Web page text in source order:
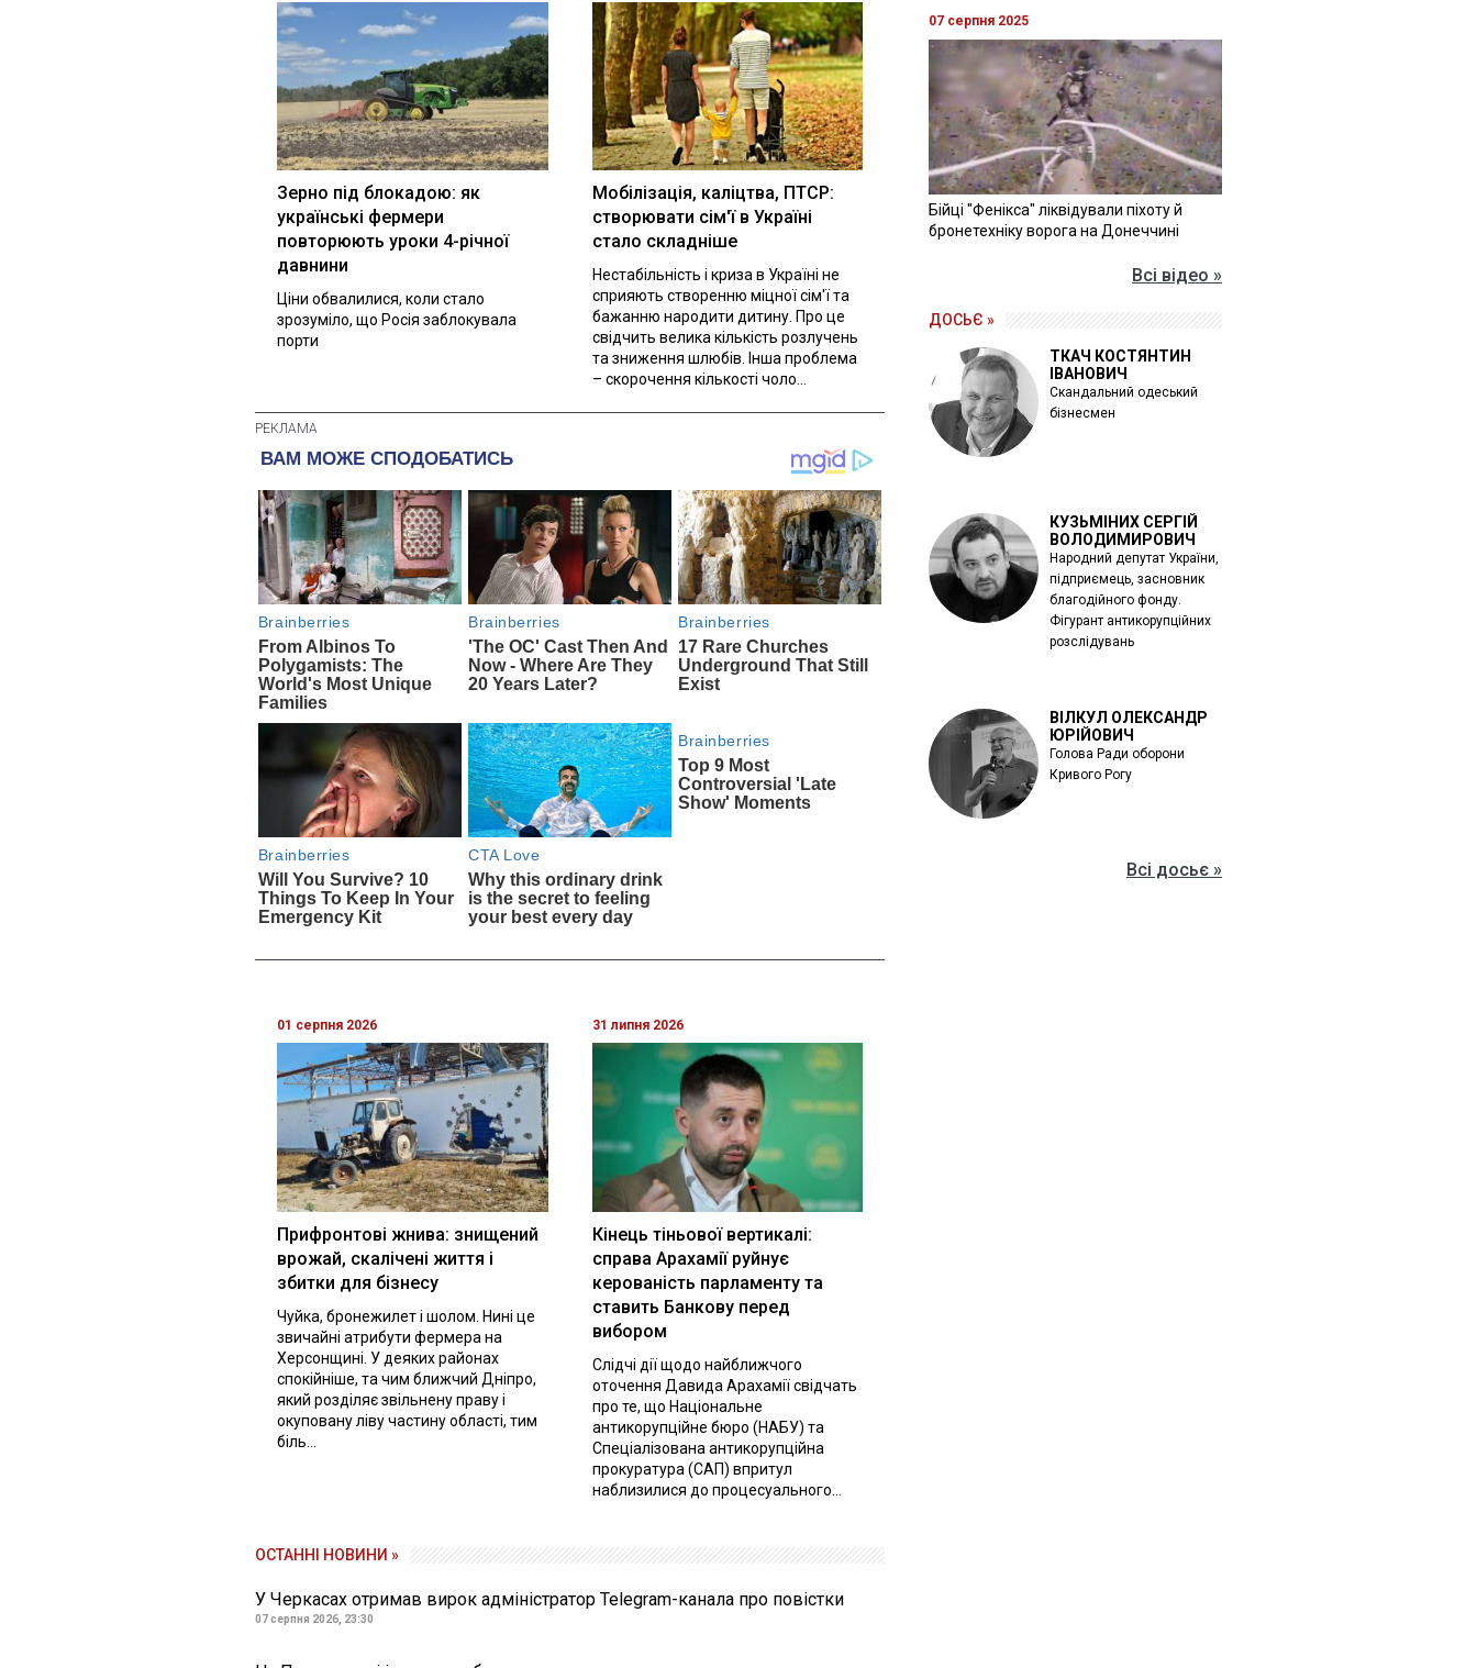
Зерно під блокадою: як
українські фермери
повторюють уроки 4-річної
давнини
Ціни обвалилися, коли стало
зрозуміло, що Росія заблокувала
порти
Мобілізація, каліцтва, ПТСР:
створювати сім'ї в Україні
стало складніше
Нестабільність і криза в Україні не
сприяють створенню міцної сім'ї та
бажанню народити дитину. Про це
свідчить велика кількість розлучень
та зниження шлюбів. Інша проблема
– скорочення кількості чоло...
01 серпня 2026
Прифронтові жнива: знищений
врожай, скалічені життя і
збитки для бізнесу
Чуйка, бронежилет і шолом. Нині це
звичайні атрибути фермера на
Херсонщині. У деяких районах
спокійніше, та чим ближчий Дніпро,
який розділяє звільнену праву і
окуповану ліву частину області, тим
біль...
31 липня 2026
Кінець тіньової вертикалі:
справа Арахамії руйнує
керованість парламенту та
ставить Банкову перед
вибором
Слідчі дії щодо найближчого
оточення Давида Арахамії свідчать
про те, що Національне
антикорупційне бюро (НАБУ) та
Спеціалізована антикорупційна
прокуратура (САП) впритул
наблизилися до процесуального...
ОСТАННІ НОВИНИ »
У Черкасах отримав вирок адміністратор Telegram-канала про повістки
07 серпня 2026, 23:30
07 серпня 2025
Бійці "Фенікса" ліквідували піхоту й
бронетехніку ворога на Донеччині
Всі відео »
ДОСЬЄ »
ТКАЧ КОСТЯНТИН
ІВАНОВИЧ
Скандальний одеський
бізнесмен
КУЗЬМІНИХ СЕРГІЙ
ВОЛОДИМИРОВИЧ
Народний депутат України,
підприємець, засновник
благодійного фонду.
Фігурант антикорупційних
розслідувань
ВІЛКУЛ ОЛЕКСАНДР
ЮРІЙОВИЧ
Голова Ради оборони
Кривого Рогу
Всі досьє »